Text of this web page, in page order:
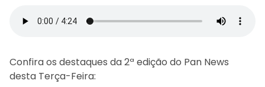
Confira os destaques da 2ª edição do Pan News
desta Terça-Feira: